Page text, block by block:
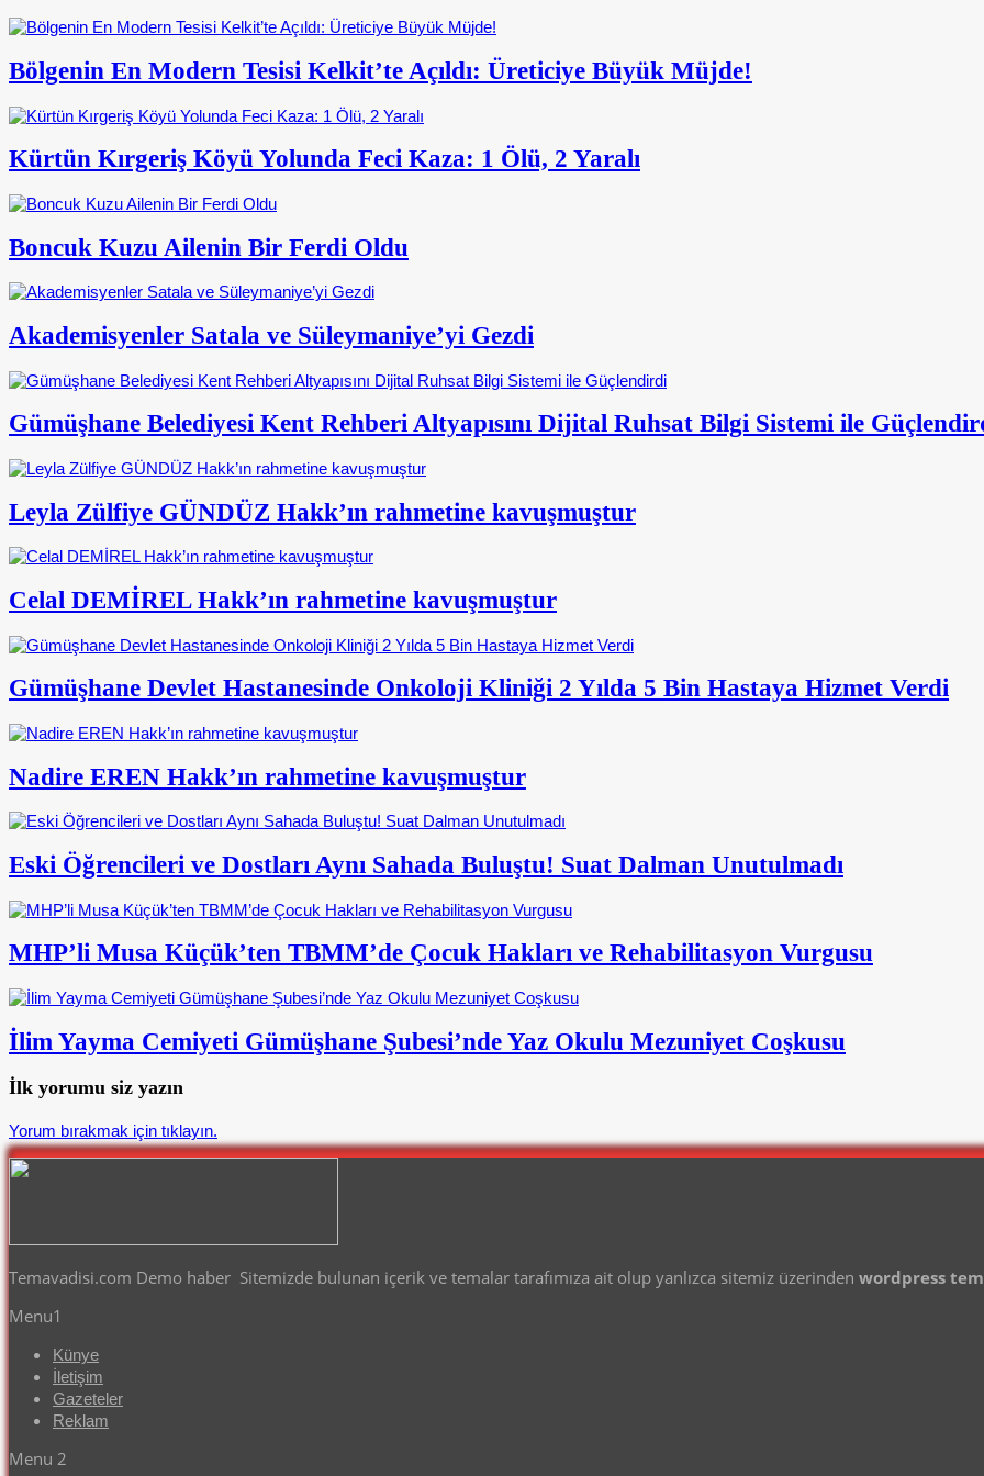
Bölgenin En Modern Tesisi Kelkit’te Açıldı: Üreticiye Büyük Müjde!
Kürtün Kırgeriş Köyü Yolunda Feci Kaza: 1 Ölü, 2 Yaralı
Boncuk Kuzu Ailenin Bir Ferdi Oldu
Akademisyenler Satala ve Süleymaniye’yi Gezdi
Gümüşhane Belediyesi Kent Rehberi Altyapısını Dijital Ruhsat Bilgi Sistemi ile
Leyla Zülfiye GÜNDÜZ Hakk’ın rahmetine kavuşmuştur
Celal DEMİREL Hakk’ın rahmetine kavuşmuştur
Gümüşhane Devlet Hastanesinde Onkoloji Kliniği 2 Yılda 5 Bin Hastaya Hizmet Verdi
Nadire EREN Hakk’ın rahmetine kavuşmuştur
Eski Öğrencileri ve Dostları Aynı Sahada Buluştu! Suat Dalman Unutulmadı
MHP’li Musa Küçük’ten TBMM’de Çocuk Hakları ve Rehabilitasyon Vurgusu
İlim Yayma Cemiyeti Gümüşhane Şubesi’nde Yaz Okulu Mezuniyet Coşkusu
İlk yorumu siz yazın
Yorum bırakmak için tıklayın.
Temavadisi.com Demo haber Sitemizde bulunan içerik ve temalar tarafımıza ait olup yanlızca sitemiz üzerinden wordpress
Menu1
Künye
İletişim
Gazeteler
Reklam
Menu 2